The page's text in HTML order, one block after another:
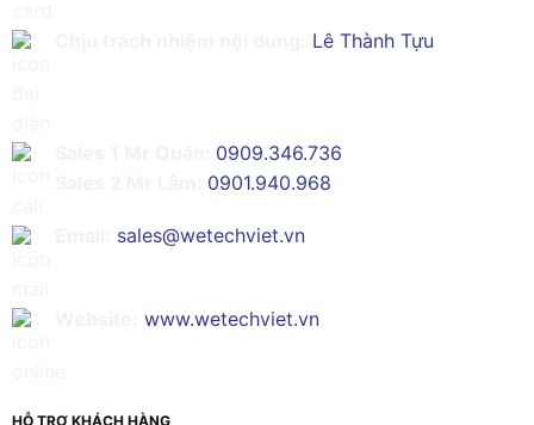
Lê Thành Tựu
0909.346.736
0901.940.968
sales@wetechviet.vn
www.wetechviet.vn
HỖ TRỢ KHÁCH HÀNG